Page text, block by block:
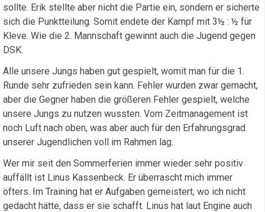
sollte. Erik stellte aber nicht die Partie ein, sondern er sicherte
sich die Punktteilung. Somit endete der Kampf mit 3½ : ½ für
Kleve. Wie die 2. Mannschaft gewinnt auch die Jugend gegen
DSK.
Alle unsere Jungs haben gut gespielt, womit man für die 1.
Runde sehr zufrieden sein kann. Fehler wurden zwar gemacht,
aber die Gegner haben die größeren Fehler gespielt, welche
unsere Jungs zu nutzen wussten. Vom Zeitmanagement ist
noch Luft nach oben, was aber auch für den Erfahrungsgrad
unserer Jugendlichen voll im Rahmen lag.
Wer mir seit den Sommerferien immer wieder sehr positiv
auffällt ist Linus Kassenbeck. Er überrascht mich immer
öfters. Im Training hat er Aufgaben gemeistert, wo ich nicht
gedacht hätte, dass er sie schafft. Linus hat laut Engine auch